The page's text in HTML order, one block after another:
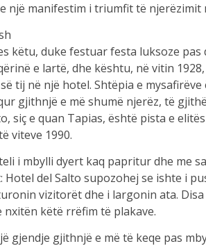
një manifestim i triumfit të njerëzimit
këtu, duke festuar festa luksoze pas
e lartë, dhe kështu, në vitin
tij në një hotel. Shtëpia e mysafirëve
gjithnjë e më shumë njerëz, të
siç e quan Tapias, është pista e
viteve 1990.
i mbylli dyert kaq papritur dhe me
del Salto supozohej se ishte i
vizitorët dhe i largonin ata.
këtë rrëfim të plakave.
gjendje gjithnjë e më të keqe pas